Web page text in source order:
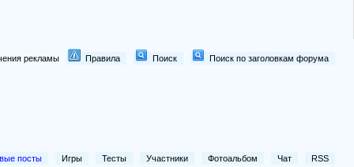
рекламы Правила Поиск Поиск по заголовкам форума
посты Игры Тесты Участники Фотоальбом Чат RSS